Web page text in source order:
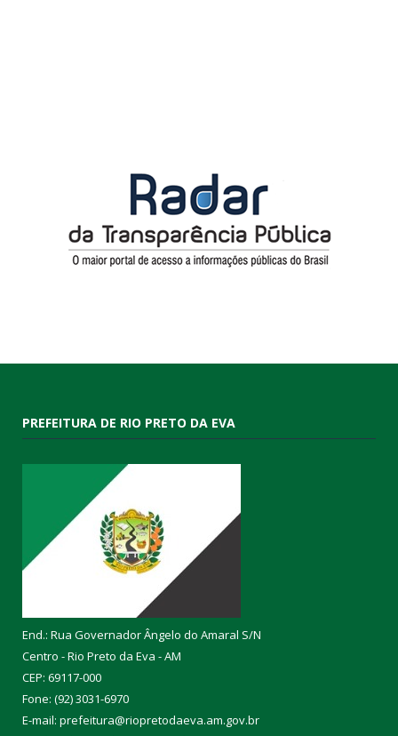
PREFEITURA DE RIO PRETO DA EVA
End.: Rua Governador Ângelo do Amaral S/N
Centro - Rio Preto da Eva - AM
CEP: 69117-000
Fone: (92) 3031-6970
E-mail: prefeitura@riopretodaeva.am.gov.br